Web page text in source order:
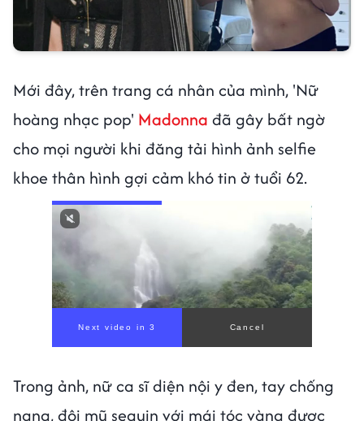
Mới đây, trên trang cá nhân của mình, 'Nữ
hoàng nhạc pop' Madonna đã gây bất ngờ
cho mọi người khi đăng tải hình ảnh selfie
khoe thân hình gợi cảm khó tin ở tuổi 62.
00:00/ 01:05
Trong ảnh, nữ ca sĩ diện nội y đen, tay chống
nạng, đội mũ sequin với mái tóc vàng được